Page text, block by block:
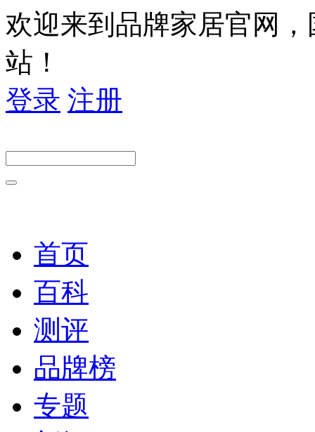
欢迎来到品牌家居官网
站！
登录 注册
首页
百科
测评
品牌榜
专题